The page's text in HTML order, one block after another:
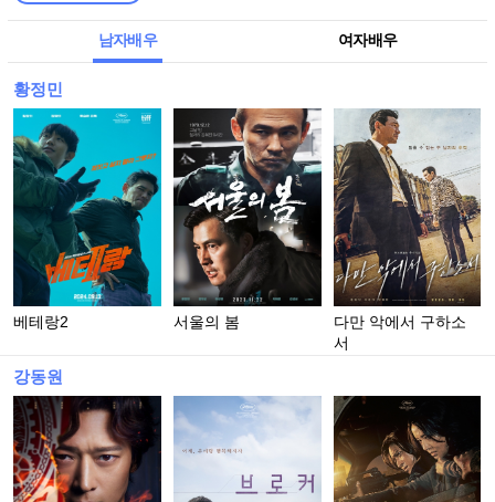
남자배우 여자배우
황정민
베테랑2 서울의 봄
다만 악에서 구하소
서
강동원